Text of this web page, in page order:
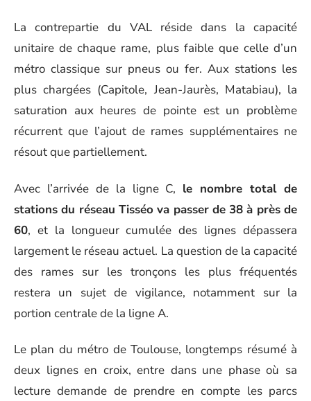
La contrepartie du VAL réside dans la capacité
unitaire de chaque rame, plus faible que celle d’un
métro classique sur pneus ou fer. Aux stations les
plus chargées (Capitole, Jean-Jaurès, Matabiau), la
saturation aux heures de pointe est un problème
récurrent que l’ajout de rames supplémentaires ne
résout que partiellement.
Avec l’arrivée de la ligne C, le nombre total de
stations du réseau Tisséo va passer de 38 à près de
60, et la longueur cumulée des lignes dépassera
largement le réseau actuel. La question de la capacité
des rames sur les tronçons les plus fréquentés
restera un sujet de vigilance, notamment sur la
portion centrale de la ligne A.
Le plan du métro de Toulouse, longtemps résumé à
deux lignes en croix, entre dans une phase où sa
lecture demande de prendre en compte les parcs